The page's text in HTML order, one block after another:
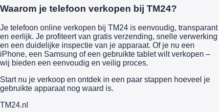
Waarom je telefoon verkopen bij TM24?
Je telefoon online verkopen bij TM24 is eenvoudig, transparant
en eerlijk. Je profiteert van gratis verzending, snelle verwerking
en een duidelijke inspectie van je apparaat. Of je nu een
iPhone, een Samsung of een gebruikte tablet wilt verkopen –
wij bieden een eenvoudig en veilig proces.
Start nu je verkoop en ontdek in een paar stappen hoeveel je
gebruikte apparaat nog waard is.
TM24.nl